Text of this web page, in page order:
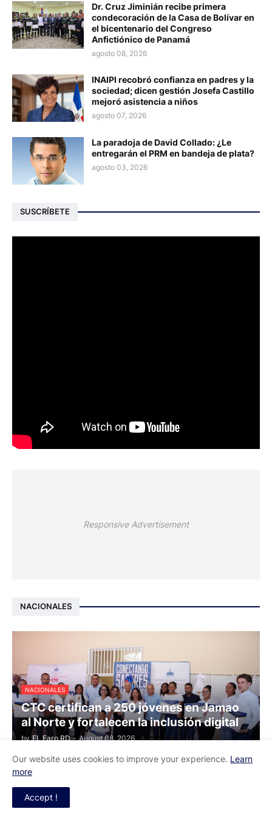
Dr. Cruz Jiminián recibe primera
condecoración de la Casa de Bolívar en
el bicentenario del Congreso
Anfictiónico de Panamá
agosto 08, 2026
INAIPI recobró confianza en padres y la
sociedad; dicen gestión Josefa Castillo
mejoró asistencia a niños
agosto 07, 2026
La paradoja de David Collado: ¿Le
entregarán el PRM en bandeja de plata?
agosto 03, 2026
SUSCRÍBETE
Responsive Advertisement
NACIONALES
NACIONALES
CTC certifican a 250 jóvenes en Jamao
al Norte y fortalecen la inclusión digital
by EL Faro RD - August 08, 2026
Our website uses cookies to improve your experience. Learn
more
Accept !